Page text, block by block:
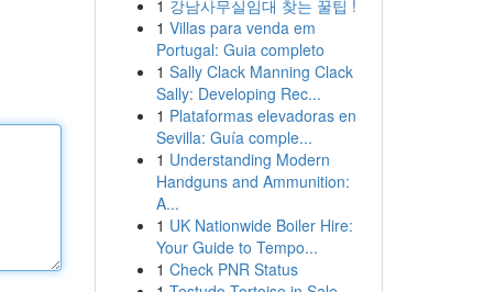
1 강남사무실임대 찾는 꿀팁 !
1 Villas para venda em
Portugal: Guia completo
1 Sally Clack Manning Clack
Sally: Developing Rec...
1 Plataformas elevadoras en
Sevilla: Guía comple...
1 Understanding Modern
Handguns and Ammunition:
A...
1 UK Nationwide Boiler Hire:
Your Guide to Tempo...
1 Check PNR Status